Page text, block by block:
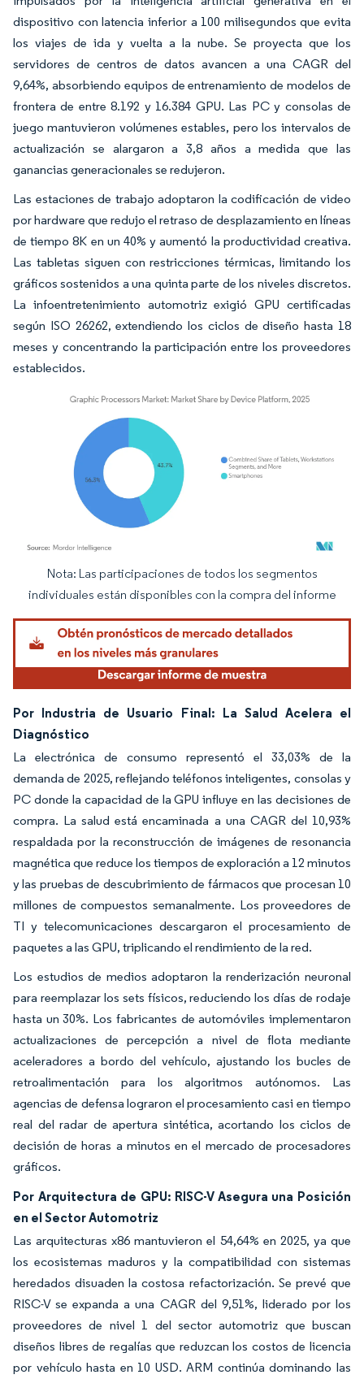
dispositivo con latencia inferior a 100 milisegundos que evita
los viajes de ida y vuelta a la nube. Se proyecta que los
servidores de centros de datos avancen a una CAGR del
9,64%, absorbiendo equipos de entrenamiento de modelos de
frontera de entre 8.192 y 16.384 GPU. Las PC y consolas de
juego mantuvieron volúmenes estables, pero los intervalos de
actualización se alargaron a 3,8 años a medida que las
ganancias generacionales se redujeron.
Las estaciones de trabajo adoptaron la codificación de video
por hardware que redujo el retraso de desplazamiento en líneas
de tiempo 8K en un 40% y aumentó la productividad creativa.
Las tabletas siguen con restricciones térmicas, limitando los
gráficos sostenidos a una quinta parte de los niveles discretos.
La infoentretenimiento automotriz exigió GPU certificadas
según ISO 26262, extendiendo los ciclos de diseño hasta 18
meses y concentrando la participación entre los proveedores
establecidos.
Imagen © Mordor Intelligence. El uso requiere atribución según CC BY 4.0.
Nota: Las participaciones de todos los segmentos
individuales están disponibles con la compra del informe
Por Industria de Usuario Final: La Salud Acelera el
Diagnóstico
La electrónica de consumo representó el 33,03% de la
demanda de 2025, reflejando teléfonos inteligentes, consolas y
PC donde la capacidad de la GPU influye en las decisiones de
compra. La salud está encaminada a una CAGR del 10,93%
respaldada por la reconstrucción de imágenes de resonancia
magnética que reduce los tiempos de exploración a 12 minutos
y las pruebas de descubrimiento de fármacos que procesan 10
millones de compuestos semanalmente. Los proveedores de
TI y telecomunicaciones descargaron el procesamiento de
paquetes a las GPU, triplicando el rendimiento de la red.
Los estudios de medios adoptaron la renderización neuronal
para reemplazar los sets físicos, reduciendo los días de rodaje
hasta un 30%. Los fabricantes de automóviles implementaron
actualizaciones de percepción a nivel de flota mediante
aceleradores a bordo del vehículo, ajustando los bucles de
retroalimentación para los algoritmos autónomos. Las
agencias de defensa lograron el procesamiento casi en tiempo
real del radar de apertura sintética, acortando los ciclos de
decisión de horas a minutos en el mercado de procesadores
gráficos.
Por Arquitectura de GPU: RISC-V Asegura una Posición
en el Sector Automotriz
Las arquitecturas x86 mantuvieron el 54,64% en 2025, ya que
los ecosistemas maduros y la compatibilidad con sistemas
heredados disuaden la costosa refactorización. Se prevé que
RISC-V se expanda a una CAGR del 9,51%, liderado por los
proveedores de nivel 1 del sector automotriz que buscan
diseños libres de regalías que reduzcan los costos de licencia
por vehículo hasta en 10 USD. ARM continúa dominando las